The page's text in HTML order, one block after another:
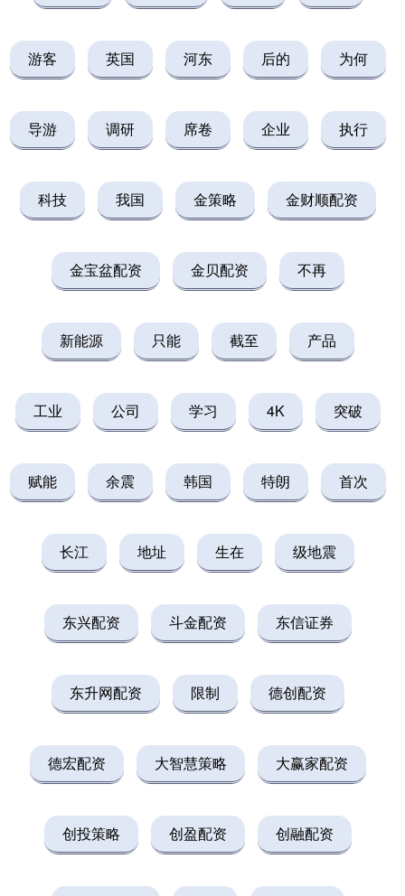
游客 英国 河东 后的 为何
导游 调研 席卷 企业 执行
科技 我国 金策略 金财顺配资
金宝盆配资 金贝配资 不再
新能源 只能 截至 产品
工业 公司 学习 4K 突破
赋能 余震 韩国 特朗 首次
长江 地址 生在 级地震
东兴配资 斗金配资 东信证券
东升网配资 限制 德创配资
德宏配资 大智慧策略 大赢家配资
创投策略 创盈配资 创融配资